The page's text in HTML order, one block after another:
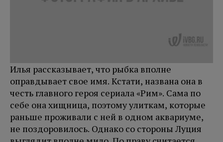
Илья рассказывает, что рыбка вполне
оправдывает свое имя. Кстати, названа она в
честь главного героя сериала «Рим». Сама по
себе она хищница, поэтому улиткам, которые
раньше проживали с ней в одном аквариуме,
не поздоровилось. Однако со стороны Луция